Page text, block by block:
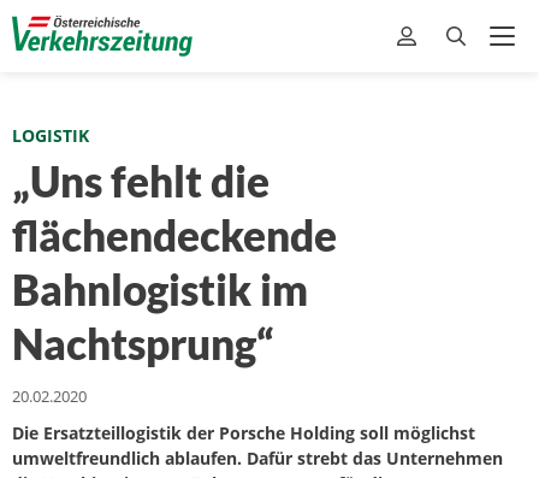
LOGISTIK
„Uns fehlt die
flächendeckende
Bahnlogistik im
Nachtsprung“
20.02.2020
Die Ersatzteillogistik der Porsche Holding soll möglichst
umweltfreundlich ablaufen. Dafür strebt das Unternehmen